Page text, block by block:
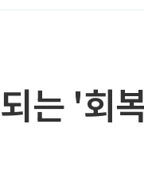
는 '회